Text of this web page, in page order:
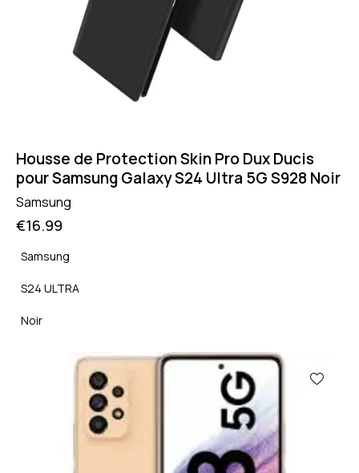
Housse de Protection Skin Pro Dux Ducis
pour Samsung Galaxy S24 Ultra 5G S928 Noir
Samsung
€16.99
Samsung
S24 ULTRA
Noir